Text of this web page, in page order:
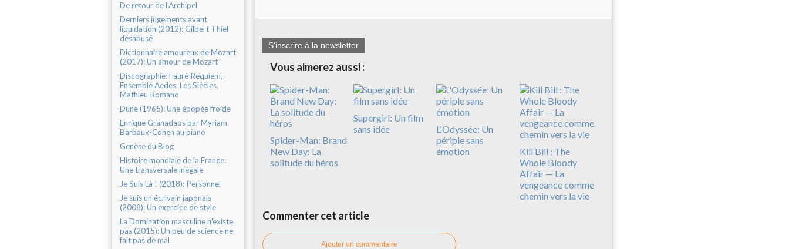
De retour de l'Archipel
Derniers jugements avant
liquidation (2012): Gilbert Thiel
désabusé
Dictionnaire amoureux de Mozart
(2017): Un amour de Mozart
Discographie: Fauré Requiem,
Ensemble Aedes, Les Siècles,
Mathieu Romano
Dune (1965): Une épopée froide
Enrique Granadaos par Myriam
Barbaux-Cohen au piano
Genèse du Blog
Histoire mondiale de la France:
Une transversale inégale
Je Suis Là ! (2018): Personnel
Je suis un écrivain japonais
(2008): Un exercice de style
La Domination masculine n'existe
pas (2015): Un peu de science ne
fait pas de mal
S'inscrire à la newsletter
Vous aimerez aussi :
Spider-Man: Brand
New Day: La
solitude du héros
Supergirl: Un film
sans idée
L'Odyssée: Un
périple sans
émotion
Kill Bill : The
Whole Bloody
Affair — La
vengeance comme
chemin vers la vie
Commenter cet article
Ajouter un commentaire